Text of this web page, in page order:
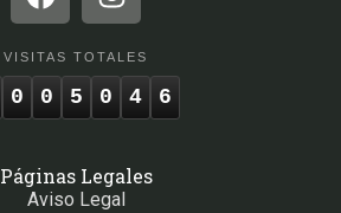
VISITAS TOTALES
0 0 5 0 4 6
Páginas Legales
Aviso Legal